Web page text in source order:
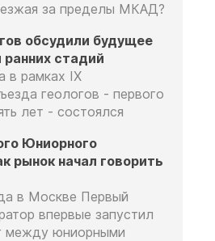
за пределы МКАД?
обсудили будущее
ранних стадий
в рамках IX
геологов - первого
лет - состоялся
Юниорного
рынок начал говорить
в Москве Первый
впервые запустил
между юниорными